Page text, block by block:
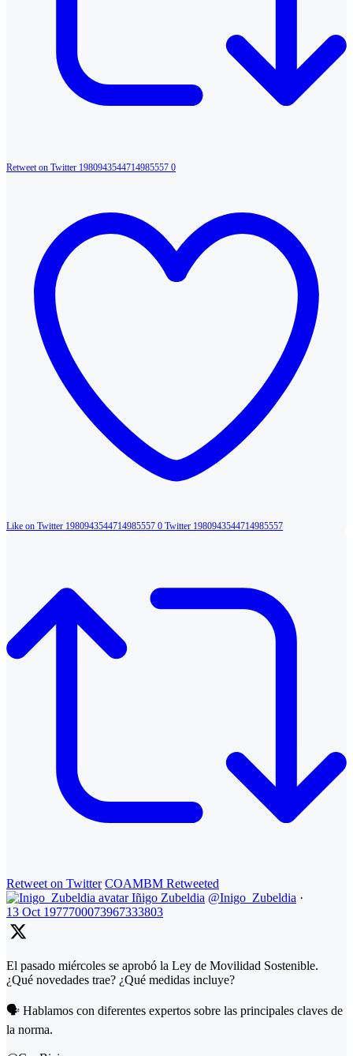
Retweet on Twitter 1980943544714985557 0
Like on Twitter 1980943544714985557 0 Twitter 1980943544714985557
Retweet on Twitter COAMBM Retweeted
Iñigo Zubeldia @Inigo_Zubeldia ·
13 Oct 1977700073967333803
El pasado miércoles se aprobó la Ley de Movilidad Sostenible.
¿Qué novedades trae? ¿Qué medidas incluye?
🗣️ Hablamos con diferentes expertos sobre las principales claves de
la norma.